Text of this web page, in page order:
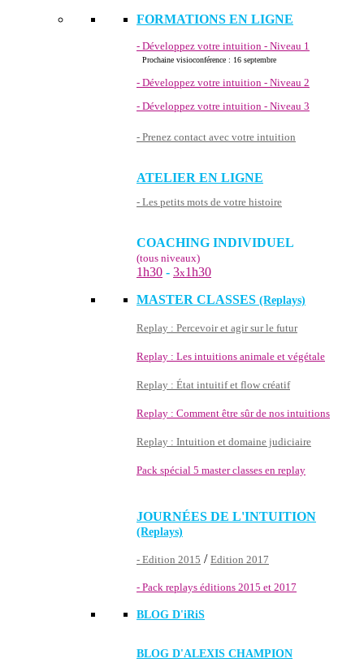
FORMATIONS EN LIGNE
- Développez votre intuition - Niveau 1
Prochaine visioconférence : 16 septembre
- Développez votre intuition - Niveau 2
- Développez votre intuition - Niveau 3
- Prenez contact avec votre intuition
ATELIER EN LIGNE
- Les petits mots de votre histoire
COACHING INDIVIDUEL
(tous niveaux)
1h30 - 3x1h30
MASTER CLASSES (Replays)
Replay : Percevoir et agir sur le futur
Replay : Les intuitions animale et végétale
Replay : État intuitif et flow créatif
Replay : Comment être sûr de nos intuitions
Replay : Intuition et domaine judiciaire
Pack spécial 5 master classes en replay
JOURNÉES DE L'INTUITION
(Replays)
- Edition 2015 / Edition 2017
- Pack replays éditions 2015 et 2017
BLOG D'iRiS
BLOG D'ALEXIS CHAMPION